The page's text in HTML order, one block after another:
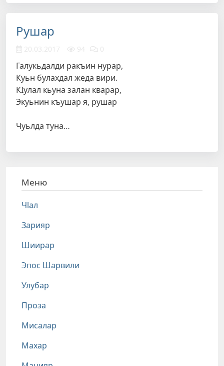
Рушар
20.03.2017 94 0
Галукьдалди ракъин нурар,
Куьн булахдал жеда вири.
КIулал кьуна залан кварар,
Экуьнин къушар я, рушар
Чуьлда туна…
Меню
Чlал
Зарияр
Шиирар
Эпос Шарвили
Улубар
Проза
Мисалар
Махар